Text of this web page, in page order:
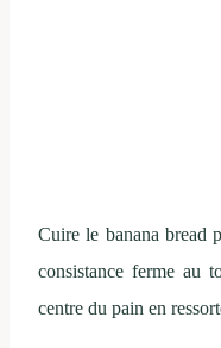
Cuire le banana bread
consistance ferme au
centre du pain en